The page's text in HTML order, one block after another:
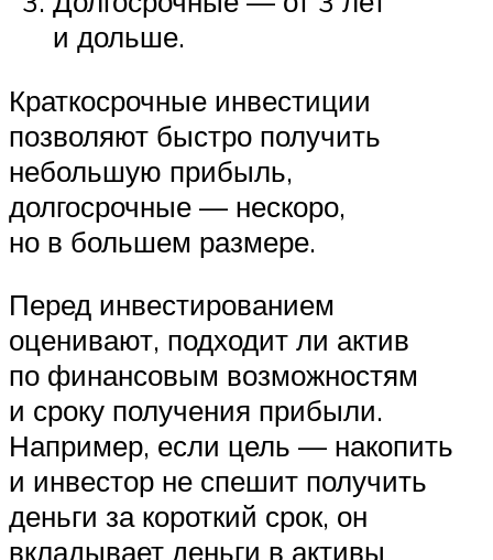
и дольше.
Краткосрочные инвестиции
позволяют быстро получить
небольшую прибыль,
долгосрочные — нескоро,
но в большем размере.
Перед инвестированием
оценивают, подходит ли актив
по финансовым возможностям
и сроку получения прибыли.
Например, если цель — накопить
и инвестор не спешит получить
деньги за короткий срок, он
вкладывает деньги в активы